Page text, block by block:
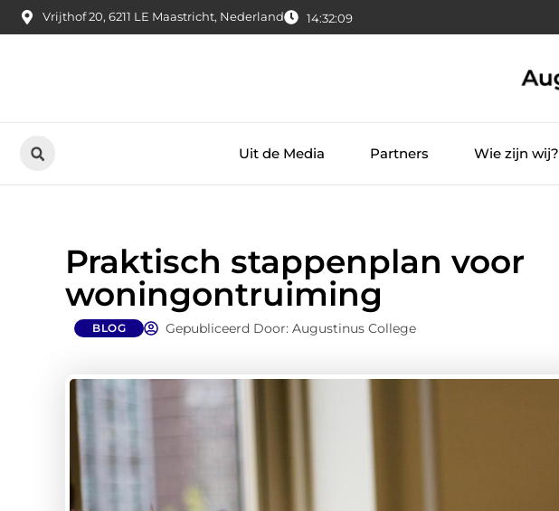
Vrijthof 20, 6211 LE Maastricht, Nederland 14:32:10
Uit de Media Partners Wie zijn wij?
Praktisch stappenplan voor
woningontruiming
BLOG Gepubliceerd Door: Augustinus College